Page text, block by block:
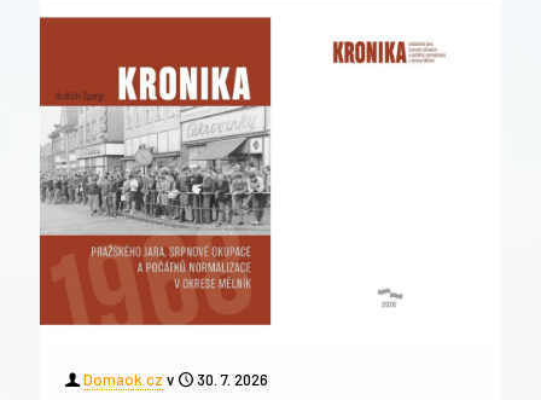
Domaok.cz v
30. 7. 2026